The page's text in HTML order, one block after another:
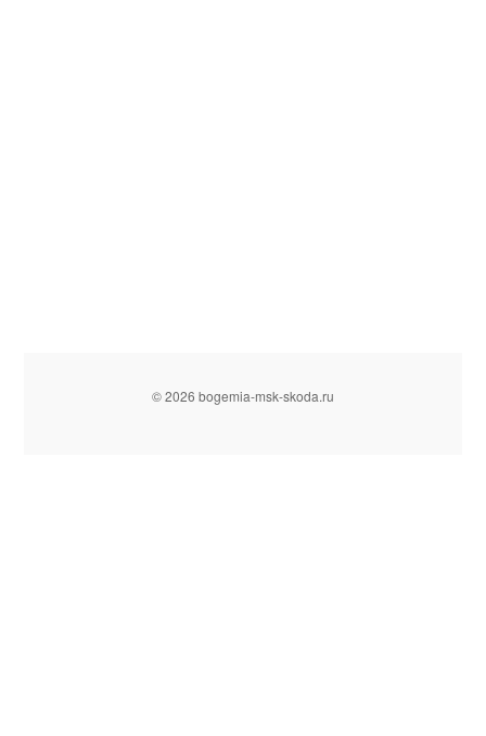
© 2026 bogemia-msk-skoda.ru